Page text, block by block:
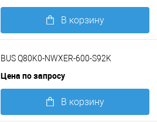
В корзину
BUS Q80K0-NWXER-600-S92K
Цена по запросу
В корзину